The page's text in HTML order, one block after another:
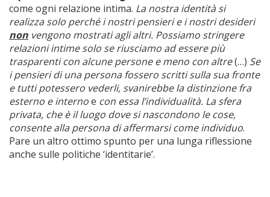
come ogni relazione intima. La nostra identità si
realizza solo perché i nostri pensieri e i nostri desideri
non vengono mostrati agli altri. Possiamo stringere
relazioni intime solo se riusciamo ad essere più
trasparenti con alcune persone e meno con altre(…) Se
i pensieri di una persona fossero scritti sulla sua fronte
e tutti potessero vederli, svanirebbe la distinzione fra
esterno e internoe con essa l’individualità. La sfera
privata, che è il luogo dove si nascondono le cose,
consente alla persona di affermarsi come individuo.
Pare un altro ottimo spunto per una lunga riflessione
anche sulle politiche ‘identitarie’.